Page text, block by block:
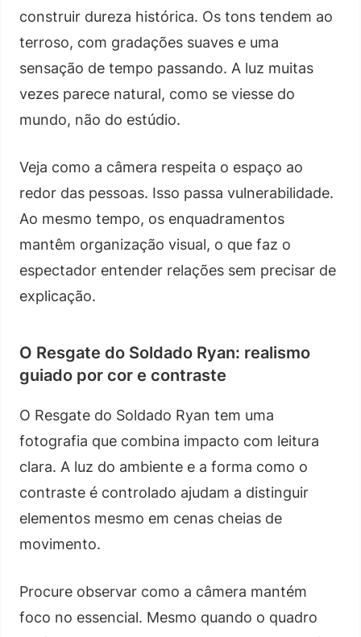
construir dureza histórica. Os tons tendem ao
terroso, com gradações suaves e uma
sensação de tempo passando. A luz muitas
vezes parece natural, como se viesse do
mundo, não do estúdio.
Veja como a câmera respeita o espaço ao
redor das pessoas. Isso passa vulnerabilidade.
Ao mesmo tempo, os enquadramentos
mantêm organização visual, o que faz o
espectador entender relações sem precisar de
explicação.
O Resgate do Soldado Ryan: realismo
guiado por cor e contraste
O Resgate do Soldado Ryan tem uma
fotografia que combina impacto com leitura
clara. A luz do ambiente e a forma como o
contraste é controlado ajudam a distinguir
elementos mesmo em cenas cheias de
movimento.
Procure observar como a câmera mantém
foco no essencial. Mesmo quando o quadro